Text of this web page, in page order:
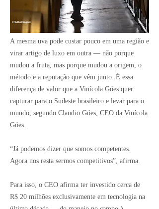
Crédito Imagem:
A mesma uva pode custar pouco em uma região e
virar artigo de luxo em outra — não porque
mudou a fruta, mas porque mudou a origem, o
método e a reputação que vêm junto. É essa
diferença de valor que a Vinícola Góes quer
capturar para o Sudeste brasileiro e levar para o
mundo, segundo Claudio Góes, CEO da Vinícola
Góes.
“Já podemos dizer que somos competentes.
Agora nos resta sermos competitivos”, afirma.
Para isso, o CEO afirma ter investido cerca de
R$ 20 milhões exclusivamente em tecnologia na